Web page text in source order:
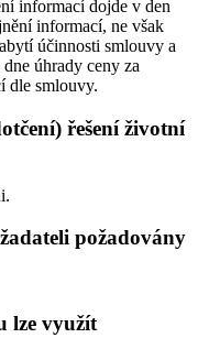
informací dojde v den
informací, ne však
účinnosti smlouvy a
úhrady ceny za
dle smlouvy.
řešení životní
požadovány
lze využít